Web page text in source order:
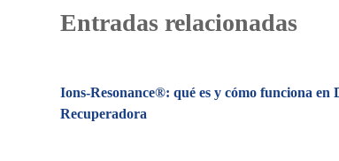
Entradas relacionadas
Ions-Resonance®: qué es y cómo funciona en
Recuperadora